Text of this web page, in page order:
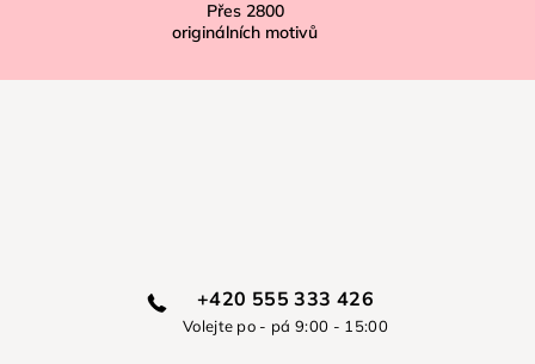
Přes 2800
originálních motivů
+420 555 333 426
Volejte po - pá 9:00 - 15:00